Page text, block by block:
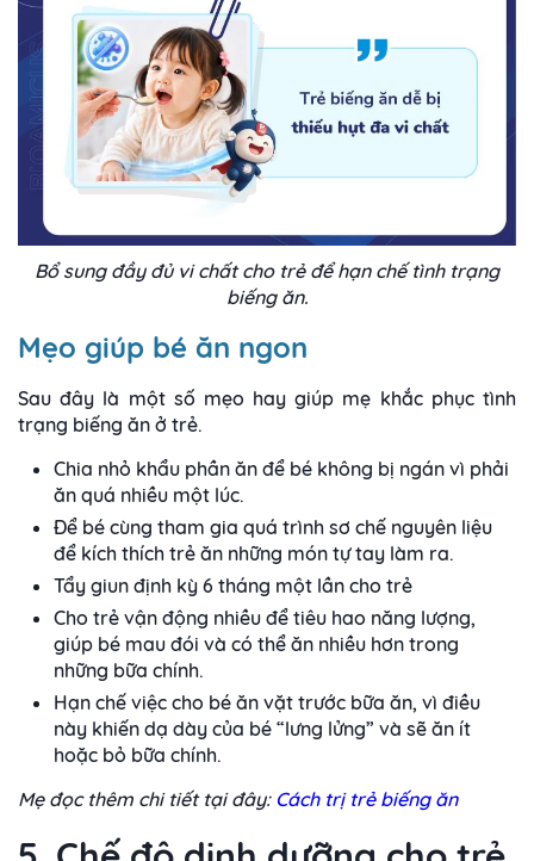
Bổ sung đầy đủ vi chất cho trẻ để hạn chế tình trạng
biếng ăn.
Mẹo giúp bé ăn ngon
Sau đây là một số mẹo hay giúp mẹ khắc phục tình
trạng biếng ăn ở trẻ.
Chia nhỏ khẩu phần ăn để bé không bị ngán vì phải
ăn quá nhiều một lúc.
Để bé cùng tham gia quá trình sơ chế nguyên liệu
để kích thích trẻ ăn những món tự tay làm ra.
Tẩy giun định kỳ 6 tháng một lần cho trẻ
Cho trẻ vận động nhiều để tiêu hao năng lượng,
giúp bé mau đói và có thể ăn nhiều hơn trong
những bữa chính.
Hạn chế việc cho bé ăn vặt trước bữa ăn, vì điều
này khiến dạ dày của bé “lưng lửng” và sẽ ăn ít
hoặc bỏ bữa chính.
Mẹ đọc thêm chi tiết tại đây: Cách trị trẻ biếng ăn